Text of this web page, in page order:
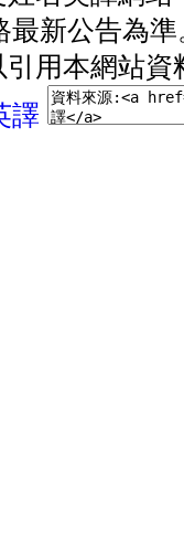
最新公告為準
用本網站
譯